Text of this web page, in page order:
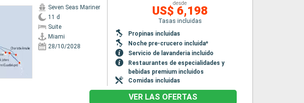
Seven Seas Mariner
11 d
Suite
Miami
28/10/2028
desde
US$ 6,198
Tasas incluidas
Propinas incluidas
Noche pre-crucero incluida*
Servicio de lavanderia incluido
Restaurantes de especialidades y
bebidas premium incluidos
Comidas incluidas
VER LAS OFERTAS